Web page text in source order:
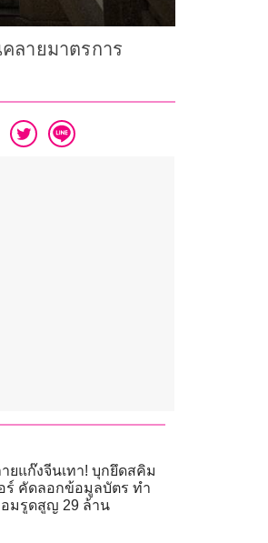
ลายมาตรการ
ยแก๊งจีนเทา! บุกยึดสคิม
ร์ คัดลอกข้อมูลบัตร ทำ
มรูดสูญ 29 ล้าน